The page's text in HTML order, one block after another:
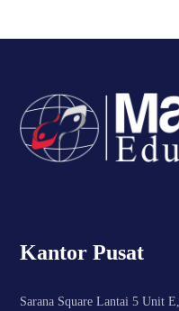
Kantor Pusat
Sarana Square Lantai 5 Unit